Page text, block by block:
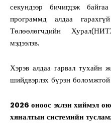
секундээр бичигдэж
программд алдаа
Төлөөлөгчдийн
мэдээлэв.
Хэрэв алдаа гарвал тухайн
шийдвэрлэх бүрэн
2026 оноос эхлэн хиймэл
хяналтын системийн